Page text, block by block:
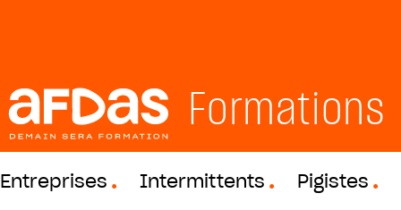
Formations
Entreprises Intermittents Pigistes